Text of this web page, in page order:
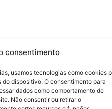
consentimento
usamos tecnologias como cookies
dispositivo. O consentimento para
dados como comportamento de
Não consentir ou retirar o